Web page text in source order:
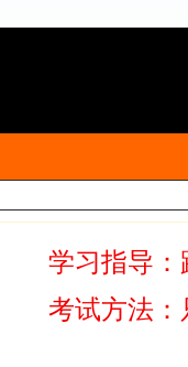
学习指导
考试方法